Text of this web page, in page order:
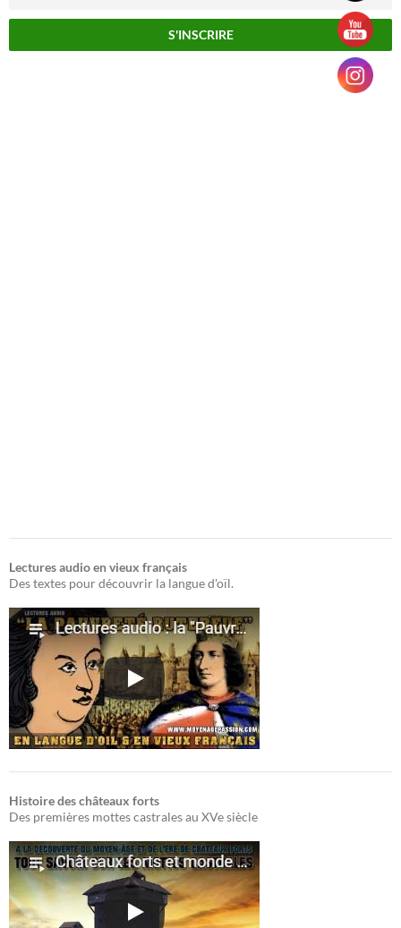
Lectures audio en vieux français
Des textes pour découvrir la langue d'oïl.
Histoire des châteaux forts
Des premières mottes castrales au XVe siècle